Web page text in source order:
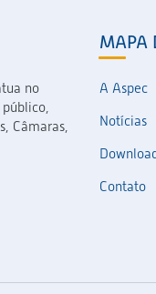
no
Câmaras,
MAPA
A Aspec
Notícias
Contato